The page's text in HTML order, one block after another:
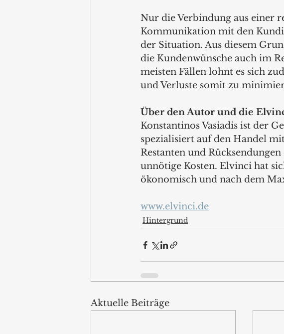
Nur die Verbindung aus einer
Kommunikation mit den
der Situation. Aus diesem
die Kundenwünsche auch im
meisten Fällen lohnt es sich
und Verluste somit zu
Über den Autor und die
Konstantinos Vasiadis ist der
spezialisiert auf den Handel
Restanten und
unnötige Kosten. Elvinci hat
ökonomisch und nach dem
www.elvinci.de
Hintergrund
Aktuelle Beiträge